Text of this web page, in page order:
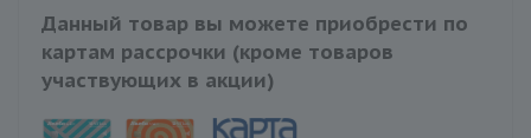
Данный товар вы можете приобрести по
картам рассрочки (кроме товаров
участвующих в акции)